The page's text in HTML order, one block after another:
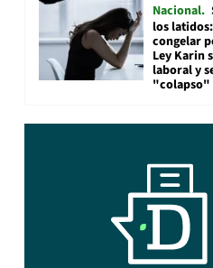
Nacional
los
congelar
Ley Karin
laboral y
"colapso"